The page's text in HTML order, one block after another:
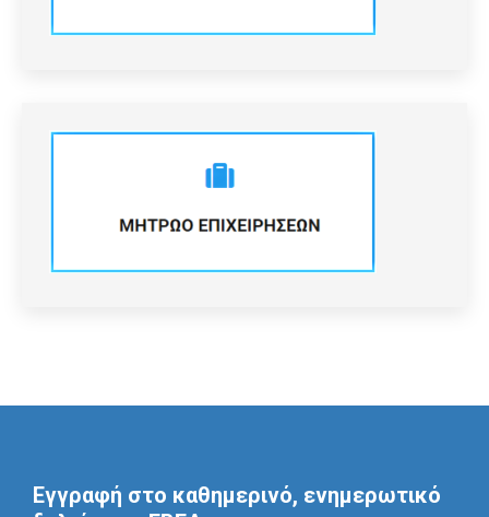
Εγγραφή στο καθημερινό, ενημερωτικό